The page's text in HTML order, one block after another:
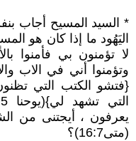
* السيد المسيح أجاب
اليَهُود ما إذا كان هو
لا تؤمنون بي فأمنوا
{فتشو الكتب التي
يعرفون ، أيجتنى من
(متى16:7)؟